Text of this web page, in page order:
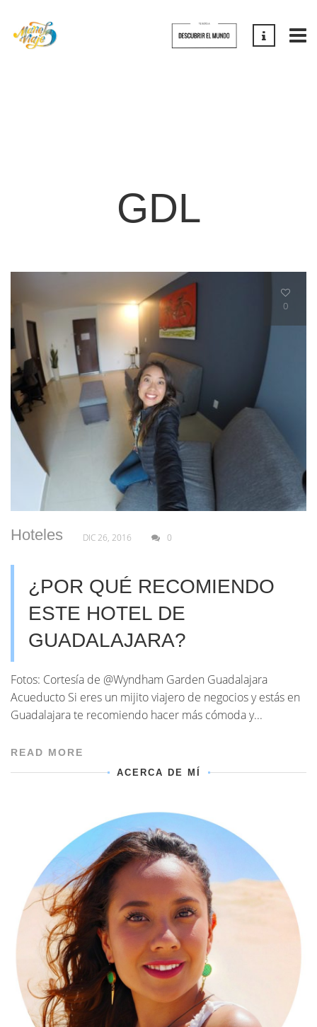
GDL
0
Hoteles DIC 26, 2016 0
¿POR QUÉ RECOMIENDO
ESTE HOTEL DE
GUADALAJARA?
Fotos: Cortesía de @Wyndham Garden Guadalajara
Acueducto Si eres un mijito viajero de negocios y estás en
Guadalajara te recomiendo hacer más cómoda y...
READ MORE
ACERCA DE MÍ